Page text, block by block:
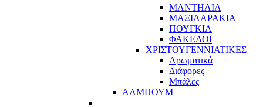
ΜΑΝΤΗΛΙΑ
ΜΑΞΙΛΑΡΑΚΙΑ
ΠΟΥΓΚΙΑ
ΦΑΚΕΛΟΙ
ΧΡΙΣΤΟΥΓΕΝΝΙΑΤΙΚΕΣ
Αρωματικά
Διάφορες
Μπάλες
ΑΛΜΠΟΥΜ